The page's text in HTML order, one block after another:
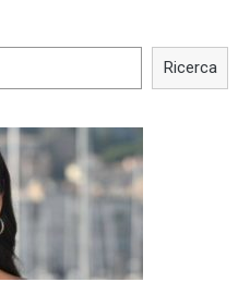
Trying BOLLYWOOD
Ricerca